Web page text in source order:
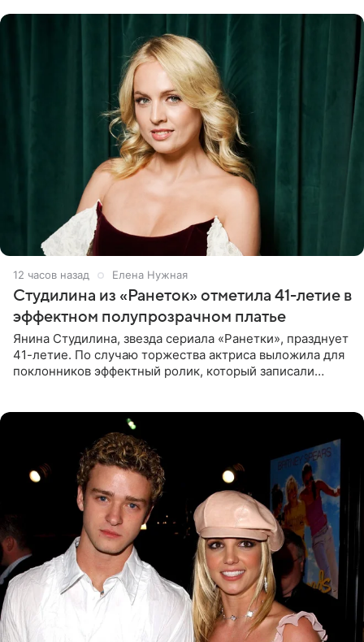
12 часов назад Елена Нужная
Студилина из «Ранеток» отметила 41-летие в
эффектном полупрозрачном платье
Янина Студилина, звезда сериала «Ранетки», празднует
41-летие. По случаю торжества актриса выложила для
поклонников эффектный ролик, который записали